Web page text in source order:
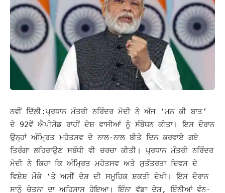
ਨਵੀਂ ਦਿੱਲੀ:ਪ੍ਰਧਾਨ ਮੰਤਰੀ ਨਰਿੰਦਰ ਮੋਦੀ ਨੇ ਅੱਜ ‘ਮਨ ਕੀ ਬਾਤ’
ਦੇ 92ਵੇਂ ਐਪੀਸੋਡ ਰਾਹੀਂ ਦੇਸ਼ ਵਾਸੀਆਂ ਨੂੰ ਸੰਬੋਧਨ ਕੀਤਾ। ਇਸ ਦੌਰਾਨ
ਉਨ੍ਹਾਂ ਅੰਮ੍ਰਿਤ ਮਹੋਤਸਵ ਦੇ ਨਾਲ-ਨਾਲ ਬੀਤੇ ਦਿਨ ਕਰਵਾਏ ਗਏ
ਤਿਰੰਗਾ ਲਹਿਰਾਉਣ ਸਬੰਧੀ ਵੀ ਚਰਚਾ ਕੀਤੀ। ਪ੍ਰਧਾਨ ਮੰਤਰੀ ਨਰਿੰਦਰ
ਮੋਦੀ ਨੇ ਕਿਹਾ ਕਿ ਅੰਮ੍ਰਿਤ ਮਹੋਤਸਵ ਅਤੇ ਸੁਤੰਤਰਤਾ ਦਿਵਸ ਦੇ
ਵਿਸ਼ੇਸ਼ ਮੌਕੇ ‘ਤੇ ਅਸੀਂ ਦੇਸ਼ ਦੀ ਸਮੂਹਿਕ ਸ਼ਕਤੀ ਦੇਖੀ। ਇਸ ਦੌਰਾਨ
ਸਾਨੂੰ ਚੇਤਨਾ ਦਾ ਅਹਿਸਾਸ ਹੋਇਆ। ਇੰਨਾ ਵੱਡਾ ਦੇਸ਼, ਇੰਨੀਆਂ ਵੰਨ-